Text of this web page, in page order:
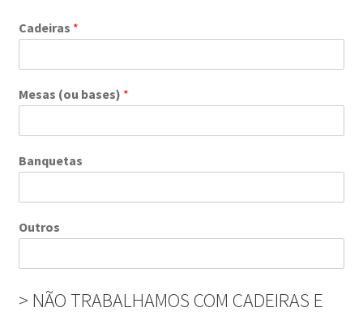
Cadeiras *
Mesas (ou bases) *
Banquetas
Outros
> NÃO TRABALHAMOS COM CADEIRAS E